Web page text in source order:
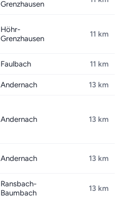
Grenzhausen
Höhr-
Grenzhausen
11 km
Faulbach 11 km
Andernach 13 km
Andernach 13 km
Andernach 13 km
Ransbach-
Baumbach
13 km